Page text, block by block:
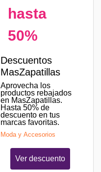
hasta
50%
Descuentos
MasZapatillas
Aprovecha los
productos rebajados
en MasZapatillas.
Hasta 50% de
descuento en tus
marcas favoritas.
Moda y Accesorios
Ver descuento